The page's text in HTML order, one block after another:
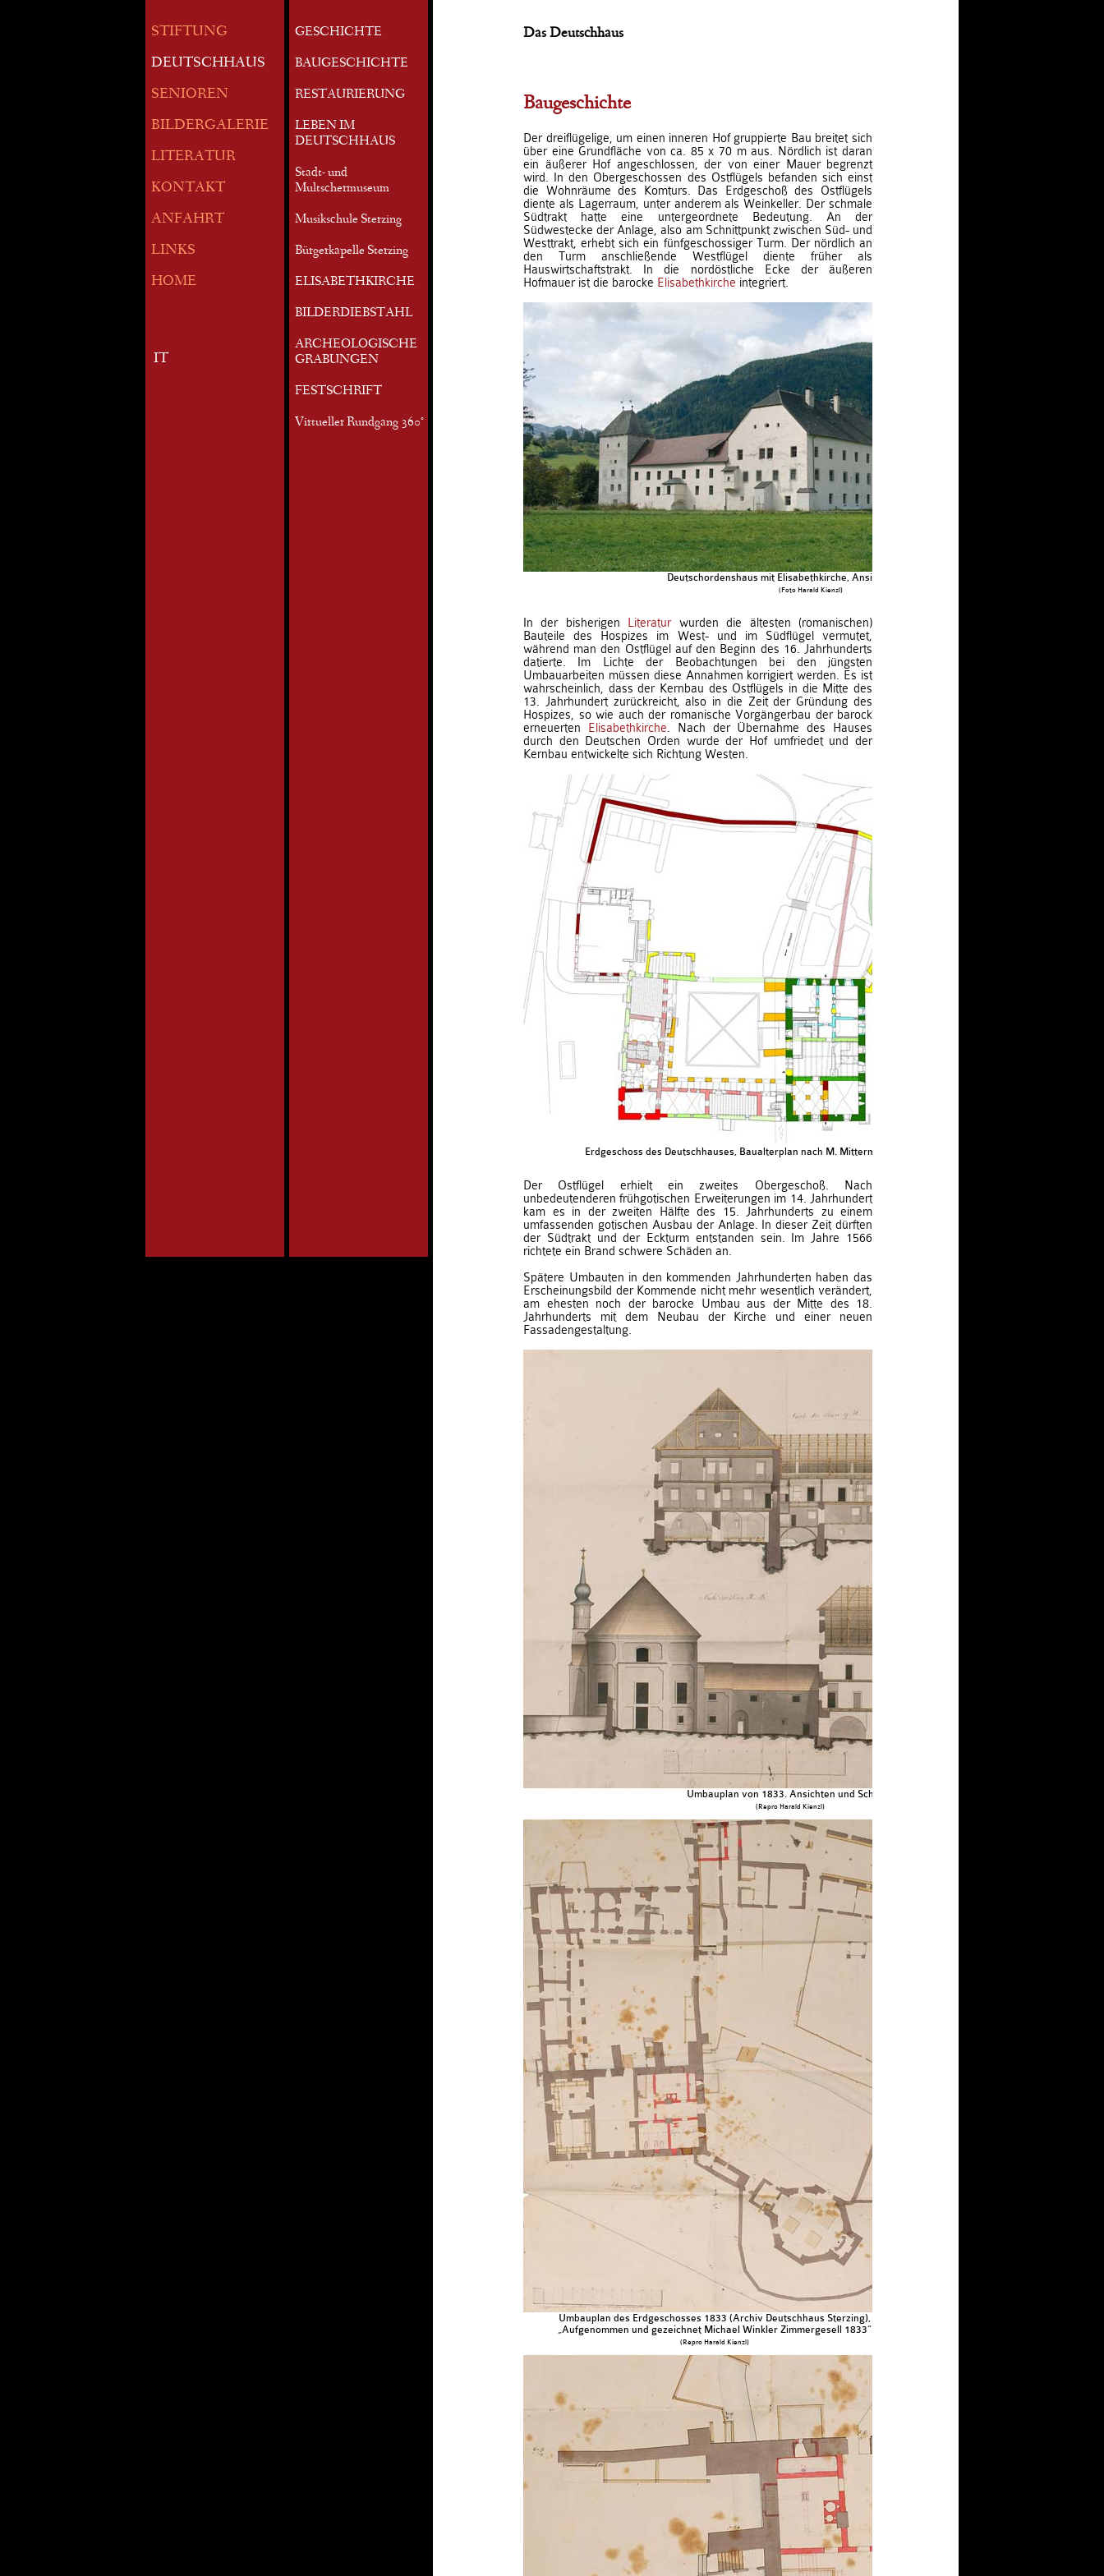
STIFTUNG
DEUTSCHHAUS
SENIOREN
BILDERGALERIE
LITERATUR
KONTAKT
ANFAHRT
LINKS
HOME
IT
GESCHICHTE
BAUGESCHICHTE
RESTAURIERUNG
LEBEN IM
DEUTSCHHAUS
Stadt- und
Multschermuseum
Musikschule Sterzing
Bürgerkapelle Sterzing
ELISABETHKIRCHE
BILDERDIEBSTAHL
ARCHEOLOGISCHE
GRABUNGEN
FESTSCHRIFT
Virtueller Rundgang 360°
Das Deutschhaus
Baugeschichte
Der dreiflügelige, um einen inneren Hof gruppierte Bau breitet sich
über eine Grundfläche von ca. 85 x 70 m aus. Nördlich ist daran
ein äußerer Hof angeschlossen, der von einer Mauer begrenzt
wird. In den Obergeschossen des Ostflügels befanden sich einst
die Wohnräume des Komturs. Das Erdgeschoß des Ostflügels
diente als Lagerraum, unter anderem als Weinkeller. Der schmale
Südtrakt hatte eine untergeordnete Bedeutung. An der
Südwestecke der Anlage, also am Schnittpunkt zwischen Süd- und
Westtrakt, erhebt sich ein fünfgeschossiger Turm. Der nördlich an
den Turm anschließende Westflügel diente früher als
Hauswirtschaftstrakt. In die nordöstliche Ecke der äußeren
Hofmauer ist die barocke Elisabethkirche integriert.
Deutschordenshaus mit Elisabethkirche, Ansicht gegen Westen
(Foto Harald Kienzl)
In der bisherigen Literaturwurden die ältesten (romanischen)
Bauteile des Hospizes im West- und im Südflügel vermutet,
während man den Ostflügel auf den Beginn des 16. Jahrhunderts
datierte. Im Lichte der Beobachtungen bei den jüngsten
Umbauarbeiten müssen diese Annahmen korrigiert werden. Es ist
wahrscheinlich, dass der Kernbau des Ostflügels in die Mitte des
13. Jahrhundert zurückreicht, also in die Zeit der Gründung des
Hospizes, so wie auch der romanische Vorgängerbau der barock
erneuerten
Elisabethkirche. Nach der Übernahme des Hauses
durch den Deutschen Orden wurde der Hof umfriedet und der
Kernbau entwickelte sich Richtung Westen.
Erdgeschoss des Deutschhauses, Baualterplan nach M. Mittermair / M. Bitschnau
Der Ostflügel erhielt ein zweites Obergeschoß. Nach
unbedeutenderen frühgotischen Erweiterungen im 14. Jahrhundert
kam es in der zweiten Hälfte des 15. Jahrhunderts zu einem
umfassenden gotischen Ausbau der Anlage. In dieser Zeit dürften
der Südtrakt und der Eckturm entstanden sein. Im Jahre 1566
richtete ein Brand schwere Schäden an.
Spätere Umbauten in den kommenden Jahrhunderten haben das
Erscheinungsbild der Kommende nicht mehr wesentlich verändert,
am ehesten noch der barocke Umbau aus der Mitte des 18.
Jahrhunderts mit dem Neubau der Kirche und einer neuen
Fassadengestaltung.
Umbauplan von 1833. Ansichten und Schnitte
(Repro Harald Kienzl)
Umbauplan des Erdgeschosses 1833 (Archiv Deutschhaus Sterzing),
„Aufgenommen und gezeichnet Michael Winkler Zimmergesell 1833“
(Repro Harald Kienzl)